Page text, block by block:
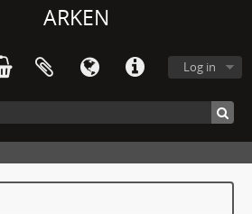
ARKEN
Log in